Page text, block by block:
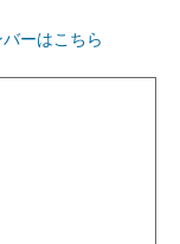
ーはこちら